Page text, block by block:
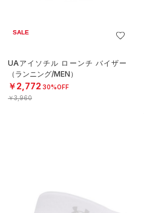
SALE
UAアイソチル ローンチ バイザー
（ランニング/MEN）
￥2,772 30%OFF
￥3,960